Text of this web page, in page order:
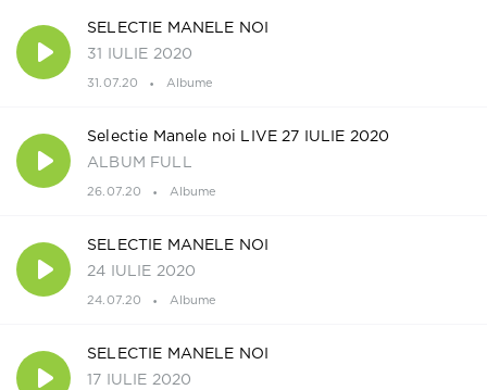
SELECTIE MANELE NOI
31 IULIE 2020
31.07.20 Albume
Selectie Manele noi LIVE 27 IULIE 2020
ALBUM FULL
26.07.20 Albume
SELECTIE MANELE NOI
24 IULIE 2020
24.07.20 Albume
SELECTIE MANELE NOI
17 IULIE 2020